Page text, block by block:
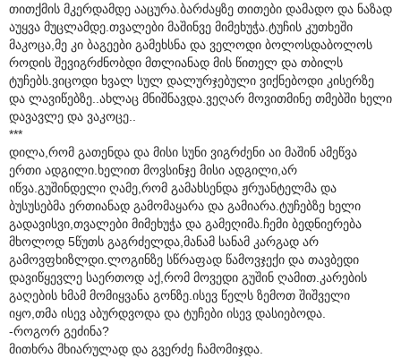
თითქმის მკერდამდე ააცურა.ბარძაყზე თითები დამადო და ნაზად
აუყვა მუცლამდე.თვალები მაშინვე მიმეხუჭა.ტუჩის კუთხეში
მაკოცა,მე კი ბაგეები გამეხსნა და ველოდი ბოლოსდაბოლოს
როდის შევიგრძნობდი მთლიანად მის წითელ და თბილს
ტუჩებს.ვიცოდი ხვალ სულ დალურჯებული ვიქნებოდი კისერზე
და ლავიწებზე..ახლაც მნიშნავდა.ვეღარ მოვითმინე თმებში ხელი
დავავლე და ვაკოცე..
***
დილა,რომ გათენდა და მისი სუნი ვიგრძენი აი მაშინ ამეწვა
ერთი ადგილი.ხელით მოვსინჯე მისი ადგილი,არ
იწვა.გუშინდელი ღამე,რომ გამახსენდა ჟრუანტელმა და
ბუსუსებმა ერთიანად გამომაყარა და გამიარა.ტუჩებზე ხელი
გადავისვი,თვალები მიმეხუჭა და გამეღიმა.ჩემი ბედნიერება
მხოლოდ 5წუთს გაგრძელდა,მანამ სანამ კარგად არ
გამოვფხიზლდი.ლოგინზე სწრაფად წამოვჯექი და თავბედი
დავიწყევლე საერთოდ აქ,რომ მოვედი გუშინ ღამით.კარების
გაღების ხმამ მომიყვანა გონზე.ისევ წელს ზემოთ შიშველი
იყო,თმა ისევ აბურდვოდა და ტუჩები ისევ დასიებოდა.
-როგორ გეძინა?
მითხრა მხიარულად და გვერძე ჩამომიჯდა.